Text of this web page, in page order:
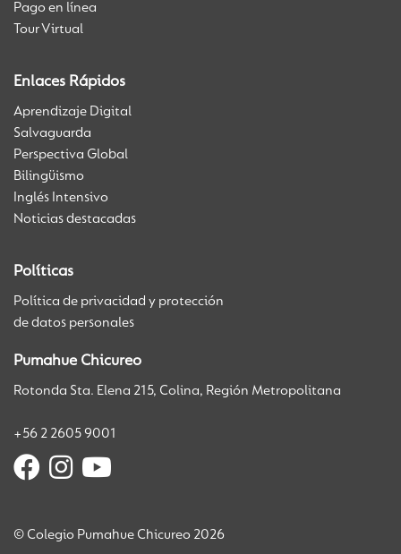
Pago en línea
Tour Virtual
Enlaces Rápidos
Aprendizaje Digital
Salvaguarda
Perspectiva Global
Bilingüismo
Inglés Intensivo
Noticias destacadas
Políticas
Política de privacidad y protección
de datos personales
Pumahue Chicureo
Rotonda Sta. Elena 215, Colina, Región Metropolitana
+56 2 2605 9001
© Colegio Pumahue Chicureo 2026